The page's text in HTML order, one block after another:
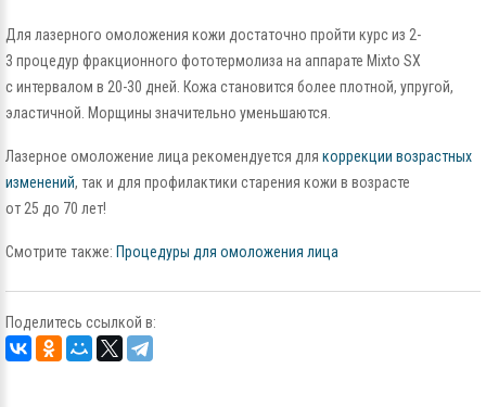
Для лазерного омоложения кожи достаточно пройти курс из 2-
3 процедур фракционного фототермолиза на аппарате Mixto SX
с интервалом в 20-30 дней. Кожа становится более плотной, упругой,
эластичной. Морщины значительно уменьшаются.
Лазерное омоложение лица рекомендуется для коррекции возрастных
изменений, так и для профилактики старения кожи в возрасте
от 25 до 70 лет!
Смотрите также: Процедуры для омоложения лица
Поделитесь ссылкой в: